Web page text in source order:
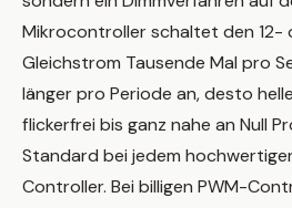
Mikrocontroller schaltet den
Gleichstrom Tausende Mal pro
länger pro Periode an, desto
flickerfrei bis ganz nahe an Null
Standard bei jedem
Controller. Bei billigen PWM-